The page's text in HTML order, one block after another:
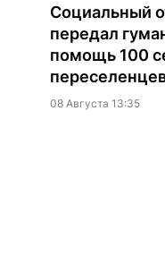
Социальный
передал
помощь 100
08 Августа 13:35